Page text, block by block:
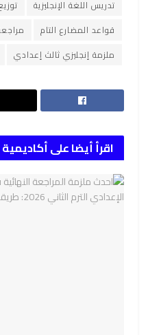
تدريس اللغة الإنجليزية
قواعد المضارع التام
ملزمة إنجليزي ثالث إعدادي
اقرأ أيضا على